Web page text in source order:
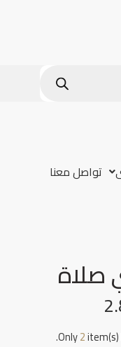
تواصل معنا
صلاة
Only2